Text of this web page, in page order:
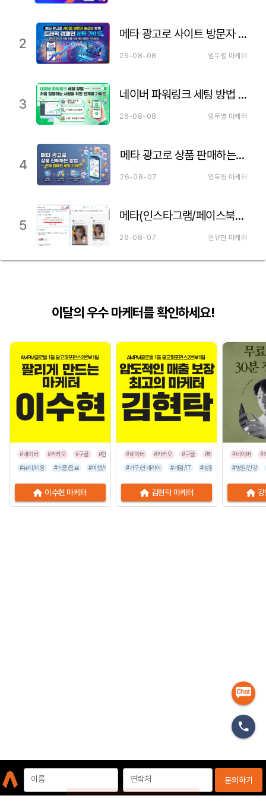
2
메타 광고로 사이트 방문자 늘리는 방법 — 트래픽 캠페인 세팅 가이드
26-08-08 임두영 마케터
3
네이버 파워링크 세팅 방법 — 처음 집행하는 사람을 위한 단계별 가이드
26-08-08 임두영 마케터
4
메타 광고로 상품 판매하는 방법 — 판매 캠페인 세팅 가이드
26-08-07 임두영 마케터
5
메타(인스타그램/페이스북) 파트너십 광고 세팅하는 법 이거만 보세요!
26-08-07 전유현 마케터
이달의 우수 마케터를 확인하세요!
#네이버 #카카오 #구글
#인스타그램
#뷰티/미용
#식품/음료 #여행/숙박 #유통/쇼핑몰 #프랜차이즈 #음식점
이수현 마케터
#네이버 #카카오 #구글 #페이스북
#인스타그램
#가구/인테리어
#게임/IT #생활/리빙 #공공기관
김현탁 마케터
#네이버
#
#병원/건강
강
마케터
개인정보처리방침 이용약관 이메일무단수집거부
이름 연락처 문의하기